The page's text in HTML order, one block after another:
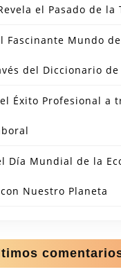
el Pasado de la
Fascinante Mundo
del Diccionario de
Éxito Profesional a
Día Mundial de la
Nuestro Planeta